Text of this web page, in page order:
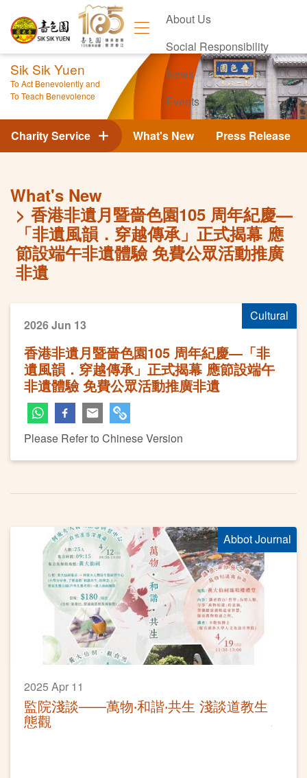
About Us
Social Responsibility
News
Events
Contact Us
Sik Sik Yuen
To Act Benevolently and
To Teach Benevolence
What's New Press Release
Charity Service
What's New
香港非遺月暨嗇色園105 周年紀慶—
「非遺風韻．穿越傳承」正式揭幕 應
節設端午非遺體驗 免費公眾活動推廣
非遺
Cultural
2026 Jun 13
香港非遺月暨嗇色園105 周年紀慶—「非
遺風韻．穿越傳承」正式揭幕 應節設端午
非遺體驗 免費公眾活動推廣非遺
Please Refer to Chinese Version
Abbot Journal
2025 Apr 11
監院淺談——萬物‧和諧‧共生 淺談道教生
態觀